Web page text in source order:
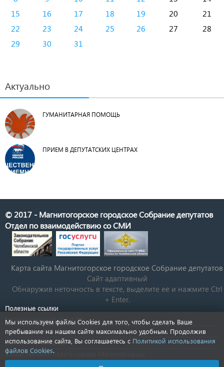
15
16 17 18 19 20
21
22
23 24 25 26 27
28
29
30 31
Актуально
ГУМАНИТАРНАЯ ПОМОЩЬ
ПРИЕМ В ДЕПУТАТСКИХ ЦЕНТРАХ
© 2017 - Магнитогорское городское Собрание депутатов
Отдел по взаимодействию со СМИ
Карта сайта Магнитогорское городское Cобрание депутатов
Сайт адаптивный
Обнаружив неточность в тексте, выделите ее и нажмите Ctrl
+ Enter.
Полезные ссылки
Государственная Дума РФ
Губернатор Челябинской области
КСП Магнитогорска
Общественная палата города Магнитогорска
Новости Челябинской области
Мы используем файлы Cookies для того, чтобы сделать Ваше
пребывание на нашем сайте максимально удобным. Продолжив
использование сайта, Вы соглашаетесь с Политикой использования
файлов Cookies.